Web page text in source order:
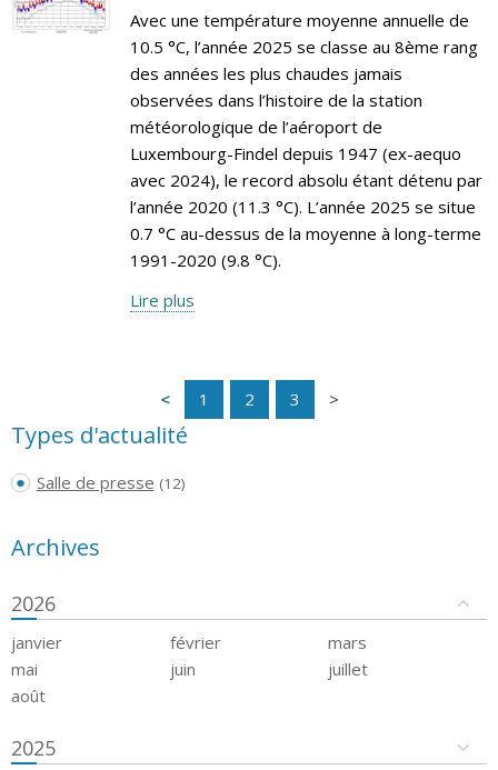
Avec une température moyenne annuelle de
10.5 °C, l’année 2025 se classe au 8ème rang
des années les plus chaudes jamais
observées dans l’histoire de la station
météorologique de l’aéroport de
Luxembourg-Findel depuis 1947 (ex-aequo
avec 2024), le record absolu étant détenu par
l’année 2020 (11.3 °C). L’année 2025 se situe
0.7 °C au-dessus de la moyenne à long-terme
1991-2020 (9.8 °C).
Lire plus
1 2 3
Types d'actualité
Salle de presse (12)
Archives
2026
janvier février
mars
mai
juin
juillet
août
2025